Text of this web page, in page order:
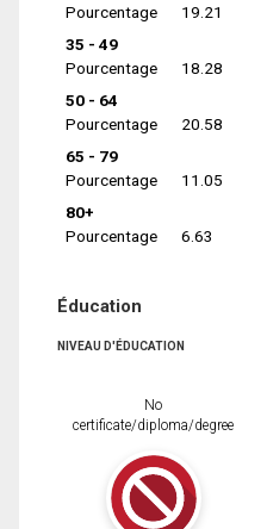
Pourcentage
19.21
35 - 49
Pourcentage
18.28
50 - 64
Pourcentage
20.58
65 - 79
Pourcentage
11.05
80+
Pourcentage
6.63
Éducation
NIVEAU D'ÉDUCATION
No
certificate/diploma/degree